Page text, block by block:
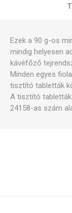
Ezek a 90 g-os
mindig helyesen
kávéfőző
Minden egyes
tisztító tabletták
A tisztító
24158-as szám